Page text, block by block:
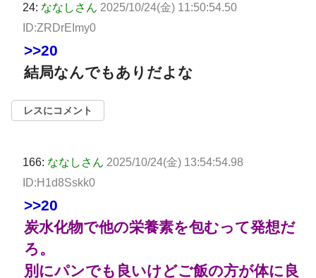
24: ななしさん 2025/10/24(金) 11:50:54.50
ID:ZRDrEImy0
>>20
結局なんでもありだよな
レスにコメント
166: ななしさん 2025/10/24(金) 13:54:54.98
ID:H1d8Sskk0
>>20
炭水化物で他の栄養素を包むって発想だ
ろ。
別にパンでも良いけどご飯の方が体に良